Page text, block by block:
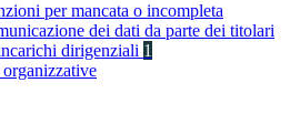
per mancata o incompleta
dei dati da parte dei titolari
dirigenziali 1